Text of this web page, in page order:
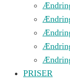
PRISER